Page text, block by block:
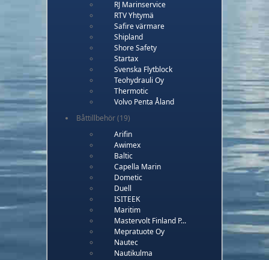
RJ Marinservice
RTV Yhtymä
Safire värmare
Shipland
Shore Safety
Startax
Svenska Flytblock
Teohydrauli Oy
Thermotic
Volvo Penta Åland
Båttillbehör(19)
Arifin
Awimex
Baltic
Capella Marin
Dometic
Duell
ISITEEK
Maritim
Mastervolt Finland P...
Mepratuote Oy
Nautec
Nautikulma